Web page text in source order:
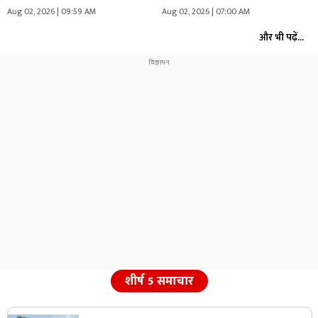
Aug 02, 2026 | 09:59 AM Aug 02, 2026 | 07:00 AM
और भी पढ़ें...
शीर्ष 5 समाचार